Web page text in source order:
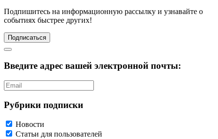
Подпишитесь на информационную рассылку и узнавайте о
событиях быстрее других!
Подписаться
Введите адрес вашей электронной почты:
Рубрики подписки
Новости
Статьи для пользователей